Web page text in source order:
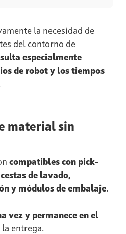
la necesidad de
del contorno de
especialmente
de robot y los tiempos
material sin
compatibles con pick-
de lavado,
y módulos de embalaje.
vez y permanece en el
entrega.